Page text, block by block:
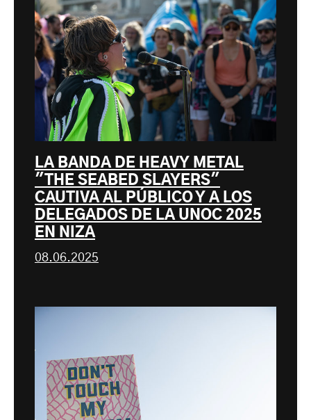
LA BANDA DE HEAVY METAL
"THE SEABED SLAYERS"
CAUTIVA AL PÚBLICO Y A LOS
DELEGADOS DE LA UNOC 2025
EN NIZA
08.06.2025